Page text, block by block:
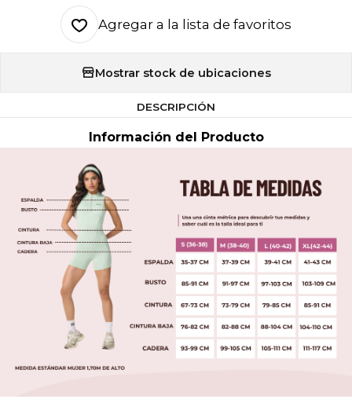
Agregar a la lista de favoritos
Mostrar stock de ubicaciones
DESCRIPCIÓN
Información del Producto